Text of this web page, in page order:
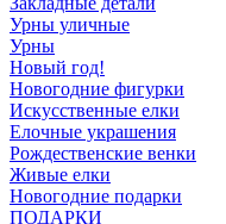
Урны уличные
Урны
Новый год!
Новогодние фигурки
Искусственные елки
Елочные украшения
Рождественские венки
Живые елки
Новогодние подарки
ПОДАРКИ